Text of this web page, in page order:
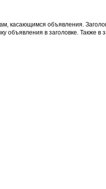
касающимся объявления.
в заголовке. Также в